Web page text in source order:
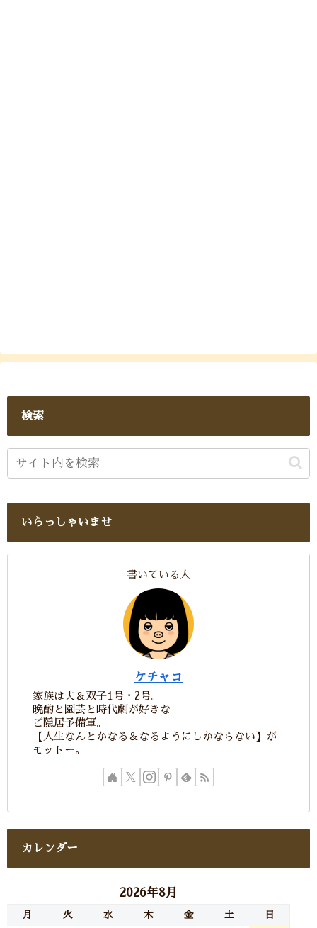
検索
いらっしゃいませ
書いている人
ケチャコ
家族は夫＆双子1号・2号。
晩酌と園芸と時代劇が好きな
ご隠居予備軍。
【人生なんとかなる＆なるようにしかならない】が
モットー。
カレンダー
2026年8月
月 火 水 木 金 土 日